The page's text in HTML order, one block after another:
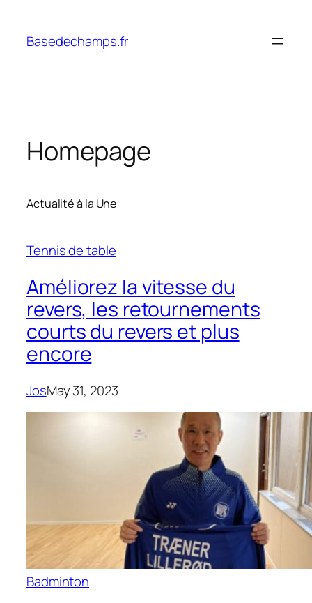
content
Basedechamps.fr
Homepage
Actualité à la Une
Tennis de table
Améliorez la vitesse du
revers, les retournements
courts du revers et plus
encore
JosMay 31, 2023
Badminton